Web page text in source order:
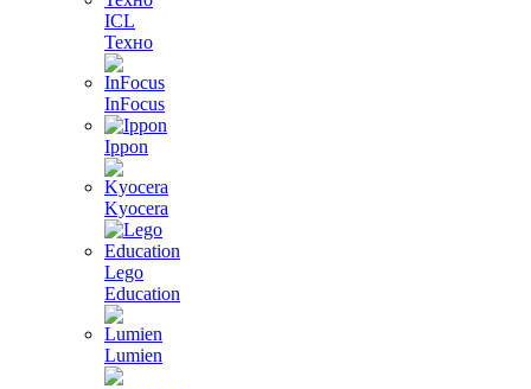
ICL
Техно
InFocus
Ippon
Kyocera
Lego
Education
Lumien